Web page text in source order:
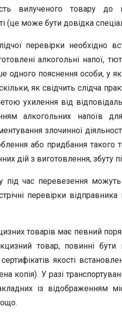
вилученого товару
(це може бути довідка
перевірки необхідно
алкогольні напої,
одного пояснення особи, у
як свідчить слідча
ухилення від
алкогольних напоїв
злочинної
або придбання такого
дій з виготовлення, збуту
час перевезення можуть
перевірки
товарів має певний
товар, повинні
якості
копія). У разі
із відображенням